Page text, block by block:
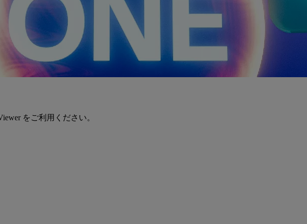
をご利用ください。